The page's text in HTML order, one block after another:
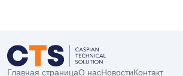
Главная страницаО насНовостиКонтакт